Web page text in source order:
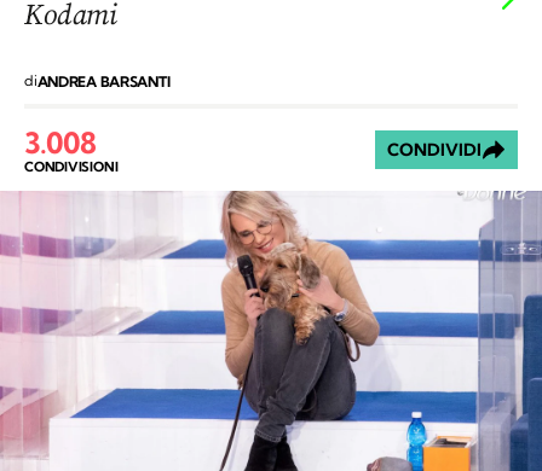
Kodami
diANDREA BARSANTI
3.008
CONDIVISIONI
CONDIVIDI